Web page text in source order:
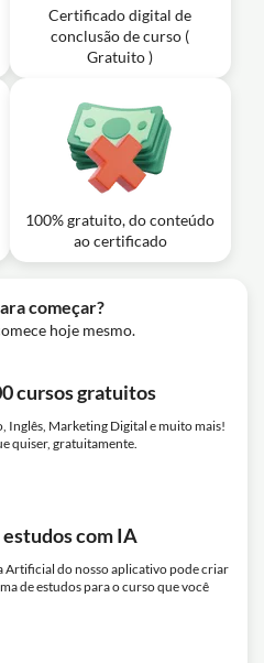
Certificado digital de
conclusão de curso (
Gratuito )
100% gratuito, do conteúdo
ao certificado
começar?
hoje mesmo.
cursos gratuitos
Inglês, Marketing Digital e muito mais!
quiser, gratuitamente.
estudos com IA
Artificial do nosso aplicativo pode criar
de estudos para o curso que você